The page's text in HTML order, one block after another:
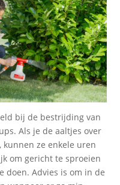
bij de bestrijding van
Als je de aaltjes over
ze enkele uren
om gericht te sproeien
doen. Advies is om in de